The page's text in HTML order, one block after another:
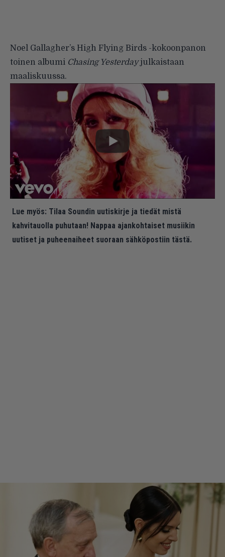
Noel Gallagher’s High Flying Birds -kokoonpanon
toinen albumi Chasing Yesterdayjulkaistaan
maaliskuussa.
Lue myös: Tilaa Soundin uutiskirje ja tiedät mistä
kahvitauolla puhutaan! Nappaa ajankohtaiset musiikin
uutiset ja puheenaiheet suoraan sähköpostiin tästä.